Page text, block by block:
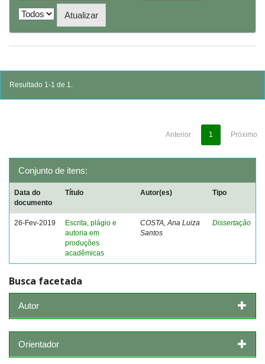
Resultado 1-1 de 1.
Anterior 1 Próximo
Conjunto de itens:
Data do
documento
Título Autor(es) Tipo
26-Fev-2019
Escrita, plágio e
autoria em
produções
acadêmicas
COSTA, Ana Luiza
Santos
Dissertação
Busca facetada
Autor
Orientador